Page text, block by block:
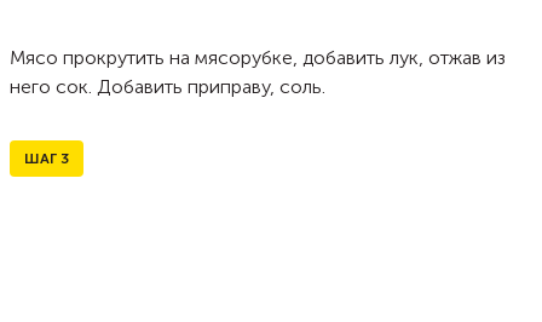
Мясо прокрутить на мясорубке, добавить лук, отжав из
него сок. Добавить приправу, соль.
ШАГ 3